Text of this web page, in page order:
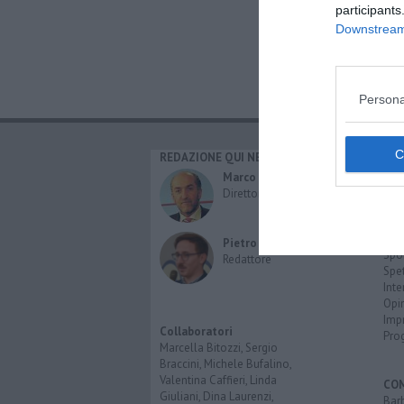
REDAZIONE QUI NEWS
Marco Migli
Direttore Responsabile
Pietro Mattonai
Redattore
Collaboratori
Marcella Bitozzi, Sergio
Braccini, Michele Bufalino,
Valentina Caffieri, Linda
Giuliani, Dina Laurenzi,